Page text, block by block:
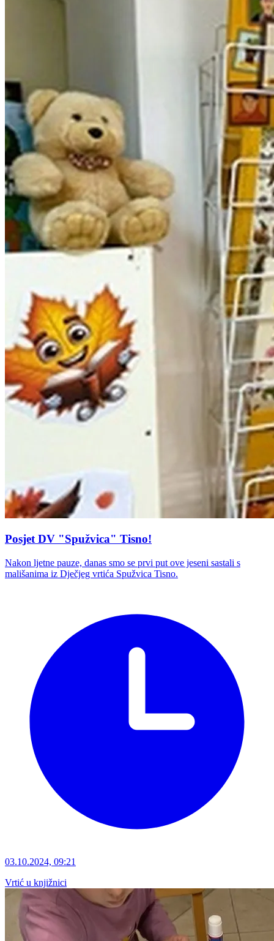
Posjet DV "Spužvica" Tisno!
Nakon ljetne pauze, danas smo se prvi put ove jeseni sastali s
mališanima iz Dječjeg vrtića Spužvica Tisno.
03.10.2024, 09:21
Vrtić u knjižnici